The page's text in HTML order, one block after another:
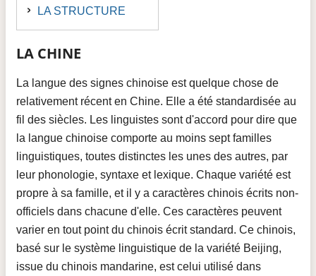
LA STRUCTURE
LA CHINE
La langue des signes chinoise est quelque chose de
relativement récent en Chine. Elle a été standardisée au
fil des siècles. Les linguistes sont d'accord pour dire que
la langue chinoise comporte au moins sept familles
linguistiques, toutes distinctes les unes des autres, par
leur phonologie, syntaxe et lexique. Chaque variété est
propre à sa famille, et il y a caractères chinois écrits non-
officiels dans chacune d'elle. Ces caractères peuvent
varier en tout point du chinois écrit standard. Ce chinois,
basé sur le système linguistique de la variété Beijing,
issue du chinois mandarine, est celui utilisé dans